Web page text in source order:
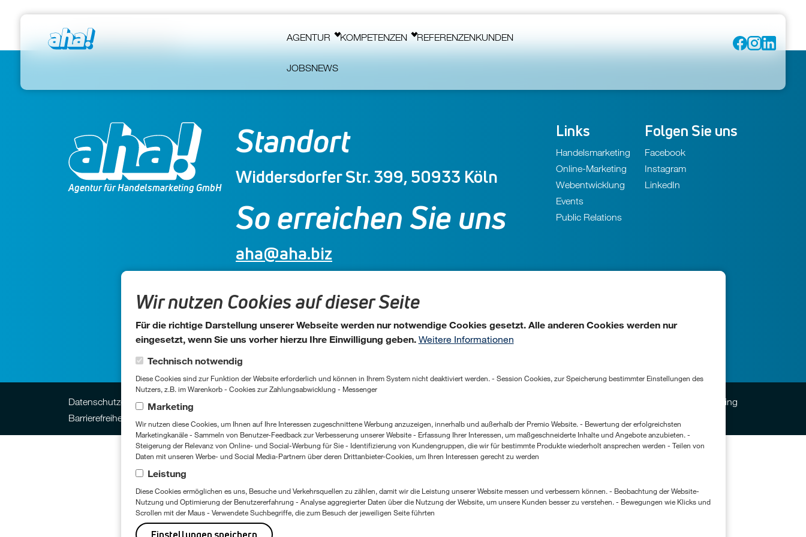
Main navigation
AGENTUR KOMPETENZEN REFERENZENKUNDEN
JOBSNEWS
Firmenjubiläen abonnieren
Agentur für Handelsmarketing GmbH
Standort
Widdersdorfer Str. 399, 50933 Köln
So erreichen Sie uns
aha@aha.biz
Links
Handelsmarketing
Online-Marketing
Webentwicklung
Events
Public Relations
Folgen Sie uns
Facebook
Instagram
LinkedIn
Fußzeile
Datenschutzerklärung Cookie-Einstellungen
Barrierefreiheit
© 2026 aha! Agentur für Handelsmarketing
Wir nutzen Cookies auf dieser Seite
Für die richtige Darstellung unserer Webseite werden nur notwendige Cookies gesetzt. Alle anderen Cookies werden nur
eingesetzt, wenn Sie uns vorher hierzu Ihre Einwilligung geben. Weitere Informationen
Cookie-Kategorien
Technisch notwendig
Diese Cookies sind zur Funktion der Website erforderlich und können in Ihrem System nicht deaktiviert werden. - Session Cookies, zur Speicherung bestimmter Einstellungen des
Nutzers, z.B. im Warenkorb - Cookies zur Zahlungsabwicklung - Messenger
Marketing
Wir nutzen diese Cookies, um Ihnen auf Ihre Interessen zugeschnittene Werbung anzuzeigen, innerhalb und außerhalb der Premio Website. - Bewertung der erfolgreichsten
Marketingkanäle - Sammeln von Benutzer-Feedback zur Verbesserung unserer Website - Erfassung Ihrer Interessen, um maßgeschneiderte Inhalte und Angebote anzubieten. -
Steigerung der Relevanz von Online- und Social-Werbung für Sie - Identifizierung von Kundengruppen, die wir für bestimmte Produkte wiederholt ansprechen werden - Teilen von
Daten mit unseren Werbe- und Social Media-Partnern über deren Drittanbieter-Cookies, um Ihren Interessen gerecht zu werden
Leistung
Diese Cookies ermöglichen es uns, Besuche und Verkehrsquellen zu zählen, damit wir die Leistung unserer Website messen und verbessern können. - Beobachtung der Website-
Nutzung und Optimierung der Benutzererfahrung - Analyse aggregierter Daten über die Nutzung der Website, um unsere Kunden besser zu verstehen. - Bewegungen wie Klicks und
Scrollen mit der Maus - Verwendete Suchbegriffe, die zum Besuch der jeweiligen Seite führten